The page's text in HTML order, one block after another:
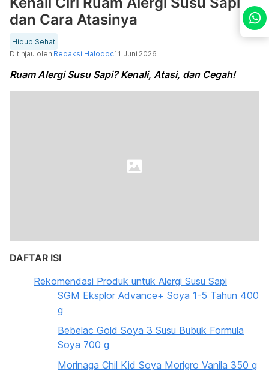
dan Cara Atasinya
Hidup Sehat
Ditinjau oleh Redaksi Halodoc11 Juni 2026
Ruam Alergi Susu Sapi? Kenali, Atasi, dan Cegah!
DAFTAR ISI
Rekomendasi Produk untuk Alergi Susu Sapi
SGM Eksplor Advance+ Soya 1-5 Tahun 400
g
Bebelac Gold Soya 3 Susu Bubuk Formula
Soya 700 g
Morinaga Chil Kid Soya Morigro Vanila 350 g